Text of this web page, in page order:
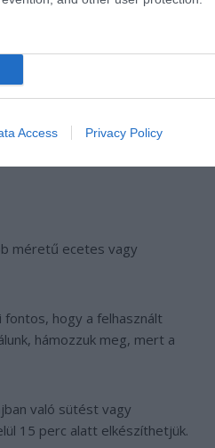
Access Privacy Policy
méretű ecetes vagy
hogy a felhasznált
hámozzuk meg, mert a
való sütést vagy
15 perc alatt elkészíthetjük.